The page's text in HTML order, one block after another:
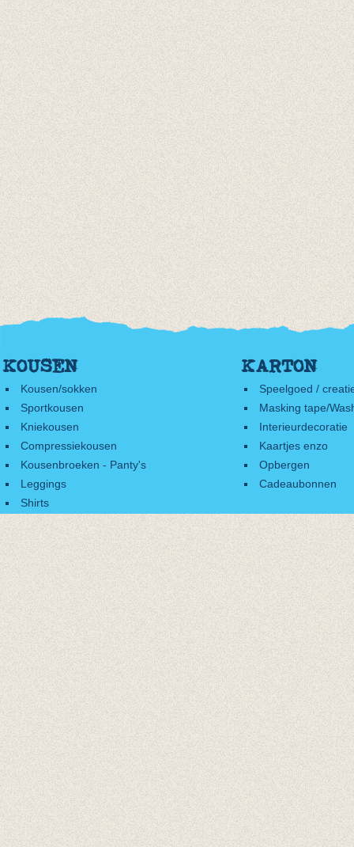
KOUSEN
Kousen/sokken
Sportkousen
Kniekousen
Compressiekousen
Kousenbroeken - Panty's
Leggings
Shirts
KARTON
Speelgoed /
Masking tape/
Interieurdecoratie
Kaartjes enzo
Opbergen
Cadeaubonnen